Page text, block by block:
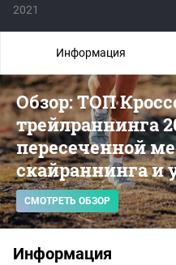
2021
Обзор: ТОП
трейлраннинга
пересеченной
скайраннинга и
СМОТРЕТЬ ОБЗОР
Информация
Информация